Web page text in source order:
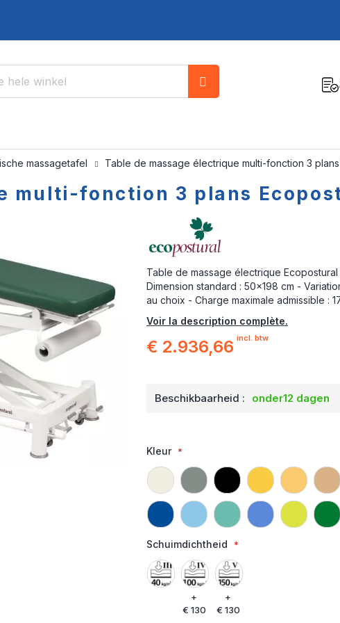
massagetafel Table de massage électrique multi-fonction 3
multi-fonction 3 plans
Table de massage électrique
Dimension standard : 50x198 cm -
au choix - Charge maximale admissible :
Voir la description complète.
€ 2.936,66 incl. btw
Beschikbaarheid : onder12 dagen
Kleur
Schuimdichtheid
+
€ 130
+
€ 130